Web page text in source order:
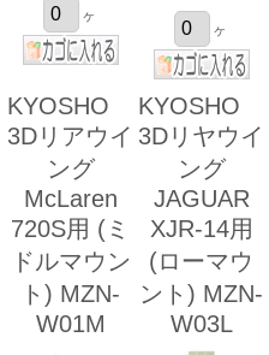
ヶ
ヶ
KYOSHO
3Dリアウイ
ング
McLaren
720S用 (ミ
ドルマウン
ト) MZN-
W01M
KYOSHO
3Dリヤウイ
ング
JAGUAR
XJR-14用
(ローマウ
ント) MZN-
W03L